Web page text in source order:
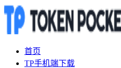
首页
TP手机端下载